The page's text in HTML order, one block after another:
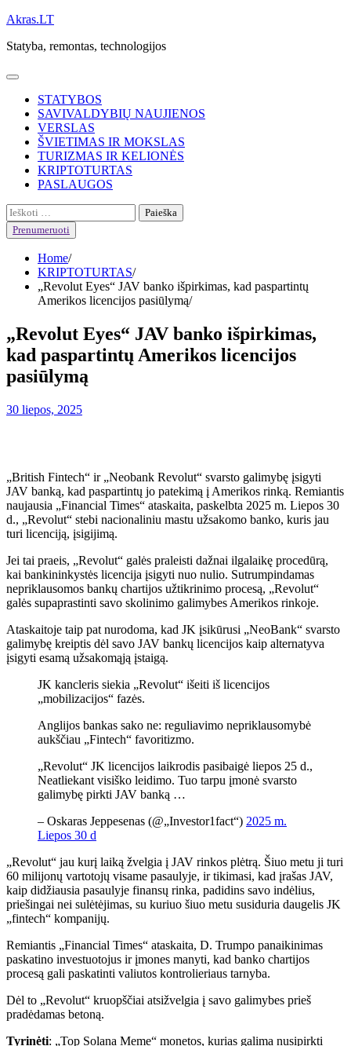
Skip
content
Akras.LT
Statyba, remontas, technologijos
STATYBOS
SAVIVALDYBIŲ NAUJIENOS
VERSLAS
ŠVIETIMAS IR MOKSLAS
TURIZMAS IR KELIONĖS
KRIPTOTURTAS
PASLAUGOS
Ieškoti:
Prenumeruoti
Home
KRIPTOTURTAS
„Revolut Eyes“ JAV banko išpirkimas, kad paspartintų
Amerikos licencijos pasiūlymą
„Revolut Eyes“ JAV banko išpirkimas,
kad paspartintų Amerikos licencijos
pasiūlymą
30 liepos, 2025
„British Fintech“ ir „Neobank Revolut“ svarsto galimybę įsigyti
JAV banką, kad paspartintų jo patekimą į Amerikos rinką. Remiantis
naujausia „Financial Times“ ataskaita, paskelbta 2025 m. Liepos 30
d., „Revolut“ stebi nacionaliniu mastu užsakomo banko, kuris jau
turi licenciją, įsigijimą.
Jei tai praeis, „Revolut“ galės praleisti dažnai ilgalaikę procedūrą,
kai bankininkystės licencija įsigyti nuo nulio. Sutrumpindamas
nepriklausomos bankų chartijos užtikrinimo procesą, „Revolut“
galės supaprastinti savo skolinimo galimybes Amerikos rinkoje.
Ataskaitoje taip pat nurodoma, kad JK įsikūrusi „NeoBank“ svarsto
galimybę kreiptis dėl savo JAV bankų licencijos kaip alternatyva
įsigyti esamą užsakomąją įstaigą.
JK kancleris siekia „Revolut“ išeiti iš licencijos
„mobilizacijos“ fazės.
Anglijos bankas sako ne: reguliavimo nepriklausomybė
aukščiau „Fintech“ favoritizmo.
„Revolut“ JK licencijos laikrodis pasibaigė liepos 25 d.,
Neatliekant visiško leidimo. Tuo tarpu įmonė svarsto
galimybę pirkti JAV banką …
– Oskaras Jeppesenas (@„Investor1fact“) 2025 m.
Liepos 30 d
„Revolut“ jau kurį laiką žvelgia į JAV rinkos plėtrą. Šiuo metu ji turi
60 milijonų vartotojų visame pasaulyje, ir tikimasi, kad įrašas JAV,
kaip didžiausia pasaulyje finansų rinka, padidins savo indėlius,
priešingai nei sulėtėjimas, su kuriuo šiuo metu susiduria daugelis JK
„fintech“ kompanijų.
Remiantis „Financial Times“ ataskaita, D. Trumpo panaikinimas
paskatino investuotojus ir įmones manyti, kad banko chartijos
procesą gali paskatinti valiutos kontrolieriaus tarnyba.
Dėl to „Revolut“ kruopščiai atsižvelgia į savo galimybes prieš
pradėdamas betoną.
Tyrinėti: „Top Solana Meme“ monetos, kurias galima nusipirkti